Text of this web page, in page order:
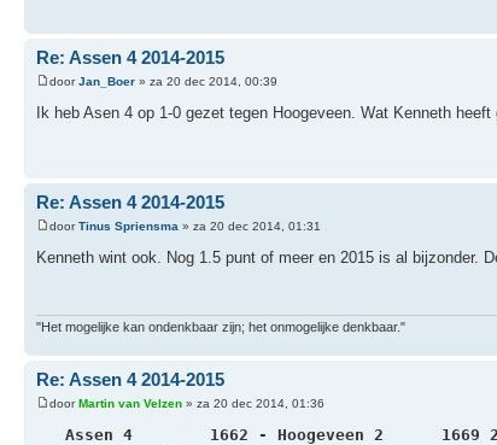
Re: Assen 4 2014-2015
doorJan_Boer » za 20 dec 2014, 00:39
Ik heb Asen 4 op 1-0 gezet tegen Hoogeveen. Wat Kenneth heeft
Re: Assen 4 2014-2015
doorTinus Spriensma » za 20 dec 2014, 01:31
Kenneth wint ook. Nog 1.5 punt of meer en 2015 is al bijzonder.
"Het mogelijke kan ondenkbaar zijn; het onmogelijke denkbaar."
Re: Assen 4 2014-2015
doorMartin van Velzen » za 20 dec 2014, 01:36
Assen 4        1662 - Hoogeveen 2      1669